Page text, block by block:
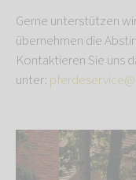
Gerne unterstützen
übernehmen die
Kontaktieren Sie uns
unter: